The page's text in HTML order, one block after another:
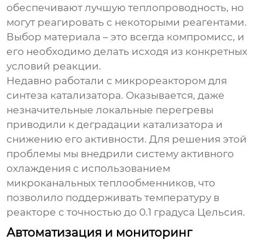
обеспечивают лучшую теплопроводность, но
могут реагировать с некоторыми реагентами.
Выбор материала – это всегда компромисс, и
его необходимо делать исходя из конкретных
условий реакции.
Недавно работали с микрореактором для
синтеза катализатора. Оказывается, даже
незначительные локальные перегревы
приводили к деградации катализатора и
снижению его активности. Для решения этой
проблемы мы внедрили систему активного
охлаждения с использованием
микроканальных теплообменников, что
позволило поддерживать температуру в
реакторе с точностью до 0.1 градуса Цельсия.
Автоматизация и мониторинг